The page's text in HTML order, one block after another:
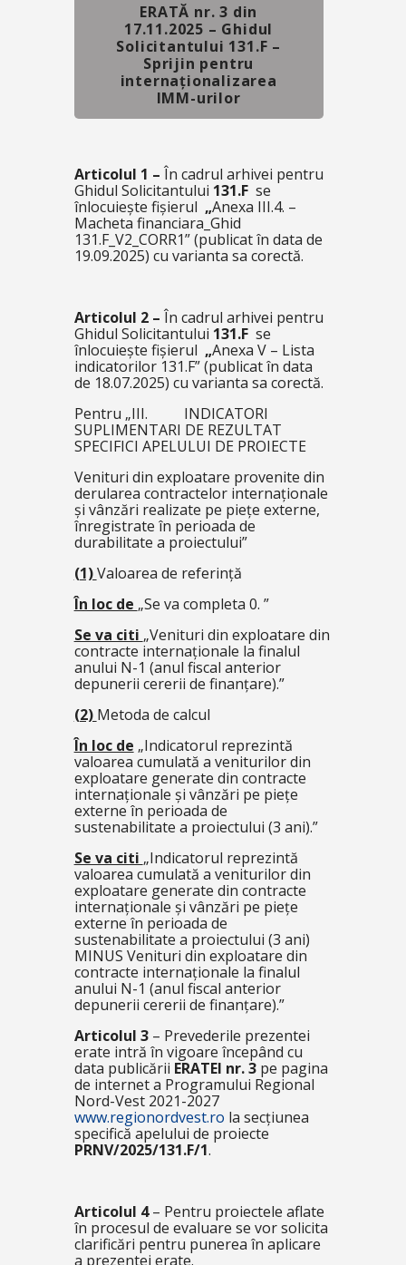
ERATĂ nr. 3 din
17.11.2025 – Ghidul
Solicitantului 131.F –
Sprijin pentru
internaționalizarea
IMM-urilor
Articolul 1 – În cadrul arhivei pentru
Ghidul Solicitantului 131.F se
înlocuiește fișierul „Anexa III.4. –
Macheta financiara_Ghid
131.F_V2_CORR1”(publicat în data de
19.09.2025) cu varianta sa corectă.
Articolul 2 – În cadrul arhivei pentru
Ghidul Solicitantului 131.F se
înlocuiește fișierul „Anexa V – Lista
indicatorilor 131.F”(publicat în data
de 18.07.2025) cu varianta sa corectă.
Pentru „III. INDICATORI
SUPLIMENTARI DE REZULTAT
SPECIFICI APELULUI DE PROIECTE
Venituri din exploatare provenite din
derularea contractelor internaționale
și vânzări realizate pe piețe externe,
înregistrate în perioada de
durabilitate a proiectului”
(1)Valoarea de referință
În loc de „Se va completa 0. ”
Se va citi „Venituri din exploatare din
contracte internaționale la finalul
anului N-1 (anul fiscal anterior
depunerii cererii de finanțare).”
(2) Metoda de calcul
În loc de „Indicatorul reprezintă
valoarea cumulată a veniturilor din
exploatare generate din contracte
internaționale și vânzări pe piețe
externe în perioada de
sustenabilitate a proiectului (3 ani).”
Se va citi „Indicatorul reprezintă
valoarea cumulată a veniturilor din
exploatare generate din contracte
internaționale și vânzări pe piețe
externe în perioada de
sustenabilitate a proiectului (3 ani)
MINUS Venituri din exploatare din
contracte internaționale la finalul
anului N-1 (anul fiscal anterior
depunerii cererii de finanțare).”
Articolul 3 – Prevederile prezentei
erate intră în vigoare începând cu
data publicării ERATEI nr. 3pe pagina
de internet a Programului Regional
Nord-Vest 2021-2027
www.regionordvest.ro la secțiunea
specifică apelului de proiecte
PRNV/2025/131.F/1.
Articolul 4– Pentru proiectele aflate
în procesul de evaluare se vor solicita
clarificări pentru punerea în aplicare
a prezentei erate.